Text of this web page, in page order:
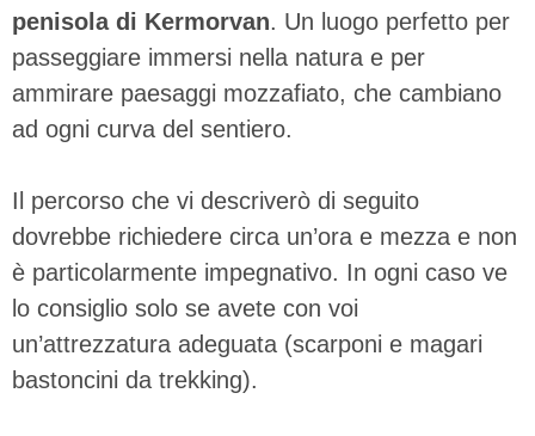
penisola di Kermorvan. Un luogo perfetto per
passeggiare immersi nella natura e per
ammirare paesaggi mozzafiato, che cambiano
ad ogni curva del sentiero.
Il percorso che vi descriverò di seguito
dovrebbe richiedere circa un’ora e mezza e non
è particolarmente impegnativo. In ogni caso ve
lo consiglio solo se avete con voi
un’attrezzatura adeguata (scarponi e magari
bastoncini da trekking).